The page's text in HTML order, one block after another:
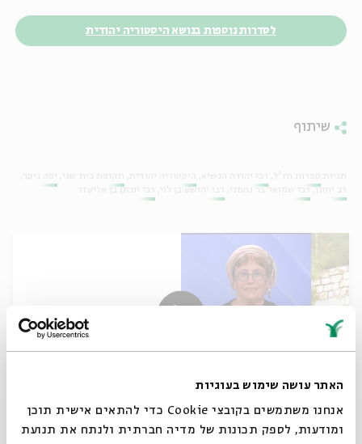
האתר עושה שימוש בעוגיות
אנחנו משתמשים בקובצי Cookie כדי להתאים אישית תוכן
ומודעות, לספק תכונות של מדיה חברתית ולנתח את תנועת
לסדרות נוספות בנושא היסטוריה יהודית
שיתוף
רב יוחנן
רבי שמואל בר נחמני רבי יהושע בן לוי רבי יונתן בן אליעזר
רבי יוחנן